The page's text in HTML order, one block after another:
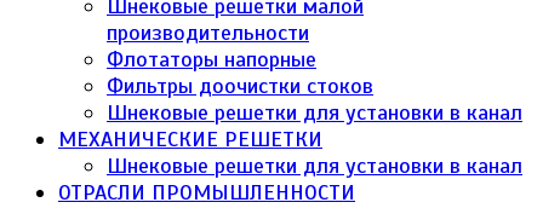
Шнековые решетки малой
производительности
Флотаторы напорные
Фильтры доочистки стоков
Шнековые решетки для установки в канал
МЕХАНИЧЕСКИЕ РЕШЕТКИ
Шнековые решетки для установки в канал
ОТРАСЛИ ПРОМЫШЛЕННОСТИ